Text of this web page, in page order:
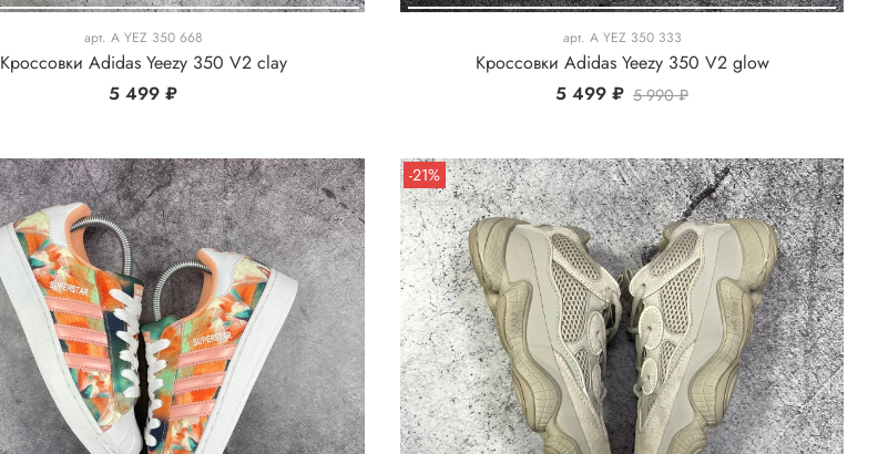
арт. A YEZ 350 668
Кроссовки Adidas Yeezy 350 V2 clay
5 499 ₽
арт. A YEZ 350 333
Кроссовки Adidas Yeezy 350 V2 glow
5 499 ₽ 5 990 ₽
-21%